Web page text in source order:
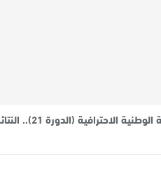
الاحترافية (الدورة 21).. النتائج الكاملة والترتيب